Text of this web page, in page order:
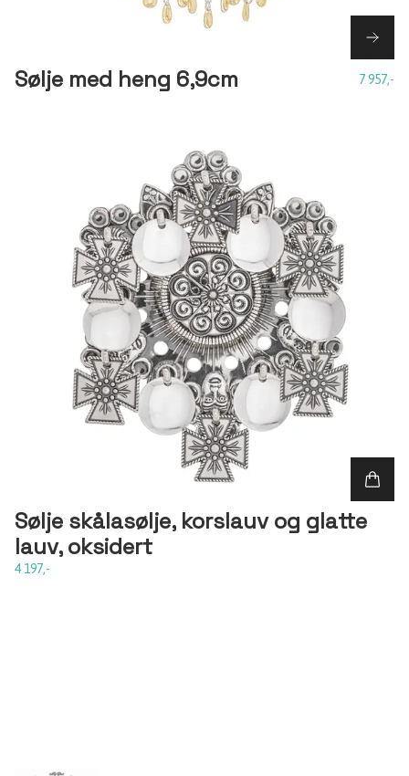
Sølje med heng 6,9cm 7 957,-
Sølje skålasølje, korslauv og glatte
lauv, oksidert
4 197,-